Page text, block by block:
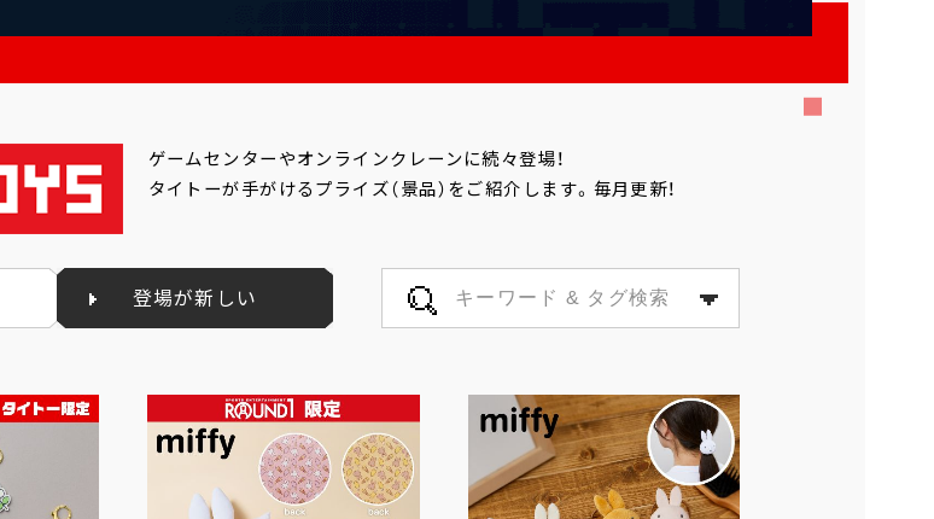
ゲームセンターやオンラインクレーンに続々登場！
タイトーが手がけるプライズ（景品）をご紹介します。毎月更新！
登場が新しい